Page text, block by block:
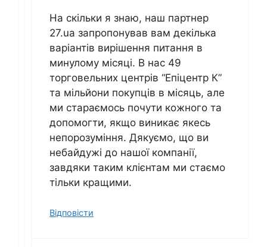
На скільки я знаю, наш партнер
27.ua запропонував вам декілька
варіантів вирішення питання в
минулому місяці. В нас 49
торговельних центрів “Епіцентр К”
та мільйони покупців в місяць, але
ми стараємось почути кожного та
допомогти, якщо виникає якесь
непорозуміння. Дякуємо, що ви
небайдужі до нашої компанії,
завдяки таким клієнтам ми стаємо
тільки кращими.
Відповісти